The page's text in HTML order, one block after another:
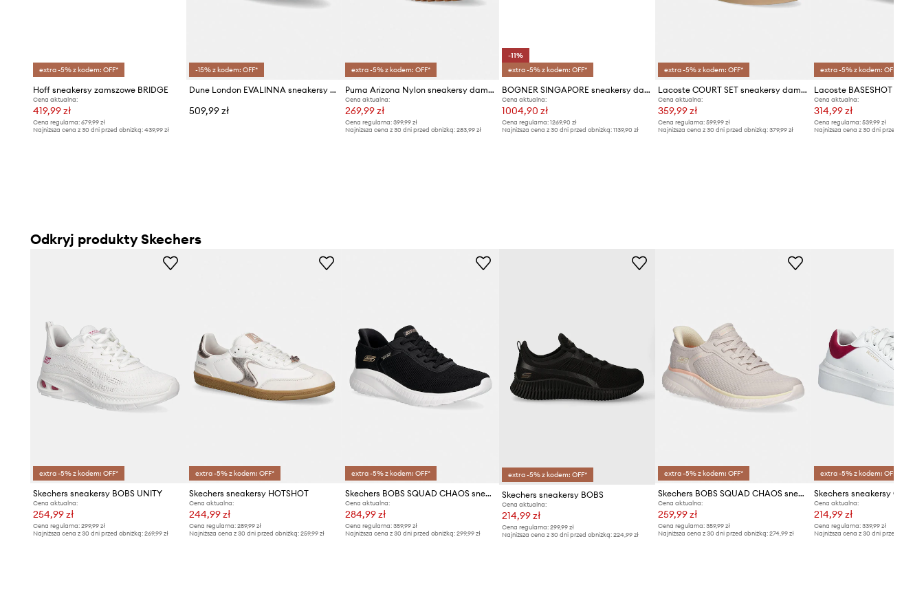
extra -5% z kodem: OFF*
Hoff sneakersy zamszowe BRIDGE
Cena aktualna:
419,99 zł
Cena regularna: 679,99 zł
Najniższa cena z 30 dni przed obniżką: 439,99 zł
-15% z kodem: OFF*
Dune London EVALINNA sneakersy damskie zamszowe
509,99 zł
extra -5% z kodem: OFF*
Puma Arizona Nylon sneakersy damskie
Cena aktualna:
269,99 zł
Cena regularna: 399,99 zł
Najniższa cena z 30 dni przed obniżką: 283,99 zł
-11%
extra -5% z kodem: OFF*
BOGNER SINGAPORE sneakersy damskie zamszowe
Cena aktualna:
1004,90 zł
Cena regularna: 1269,90 zł
Najniższa cena z 30 dni przed obniżką: 1139,90 zł
extra -5% z kodem: OFF*
Lacoste COURT SET sneakersy damskie zamszowe
Cena aktualna:
359,99 zł
Cena regularna:599,99 zł
Najniższa cena z 30 dni przed obniżką:379,99 zł
extra -5% z kodem: OFF*
Cena aktualna:
314,99 zł
Cena regularna: 539,99 zł
Najniższa cena z 30 dni przed obniżką:
Odkryj produkty Skechers
extra -5% z kodem: OFF*
Skechers sneakersy BOBS UNITY
Cena aktualna:
254,99 zł
Cena regularna: 299,99 zł
Najniższa cena z 30 dni przed obniżką: 269,99 zł
extra -5% z kodem: OFF*
Skechers sneakersy HOTSHOT
Cena aktualna:
244,99 zł
Cena regularna:289,99 zł
Najniższa cena z 30 dni przed obniżką:259,99 zł
extra -5% z kodem: OFF*
Skechers BOBS SQUAD CHAOS sneakersy damskie
Cena aktualna:
284,99 zł
Cena regularna: 359,99 zł
Najniższa cena z 30 dni przed obniżką: 299,99 zł
extra -5% z kodem: OFF*
Skechers sneakersy BOBS
Cena aktualna:
214,99 zł
Cena regularna: 299,99 zł
Najniższa cena z 30 dni przed obniżką: 224,99 zł
extra -5% z kodem: OFF*
Skechers BOBS SQUAD CHAOS sneakersy damskie
Cena aktualna:
259,99 zł
Cena regularna:359,99 zł
Najniższa cena z 30 dni przed obniżką:274,99 zł
extra -5% z kodem: OFF*
Cena aktualna:
214,99 zł
Cena regularna: 339,99 zł
Najniższa cena z 30 dni przed obniżką: